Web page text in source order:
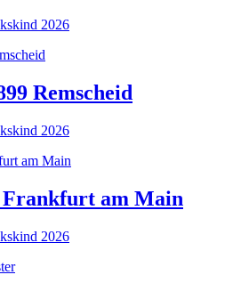
2026
Remscheid
2026
am Main
2026